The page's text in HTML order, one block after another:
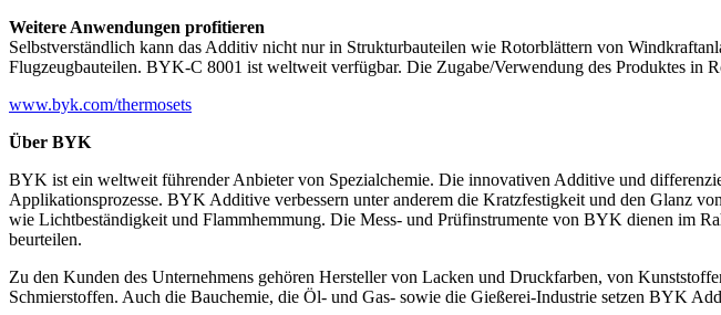
Weitere Anwendungen profitieren
Selbstverständlich kann das Additiv nicht nur in Strukturbauteilen wie Rotorblättern von
Flugzeugbauteilen. BYK-C 8001 ist weltweit verfügbar. Die Zugabe/Verwendung des Produktes in
www.byk.com/thermosets
Über BYK
BYK ist ein weltweit führender Anbieter von Spezialchemie. Die innovativen Additive und
Applikationsprozesse. BYK Additive verbessern unter anderem die Kratzfestigkeit und den Glanz
wie Lichtbeständigkeit und Flammhemmung. Die Mess- und Prüfinstrumente von BYK dienen im
beurteilen.
Zu den Kunden des Unternehmens gehören Hersteller von Lacken und Druckfarben, von
Schmierstoffen. Auch die Bauchemie, die Öl- und Gas- sowie die Gießerei-Industrie setzen BYK